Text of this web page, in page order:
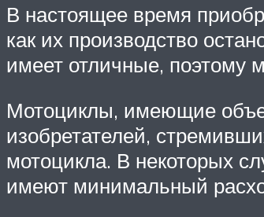
В настоящее время
как их производство
имеет отличные, поэтому
Мотоциклы, имеющие
изобретателей,
мотоцикла. В некоторых
имеют минимальный